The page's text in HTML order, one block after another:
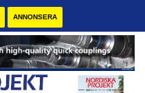
ANNONSERA